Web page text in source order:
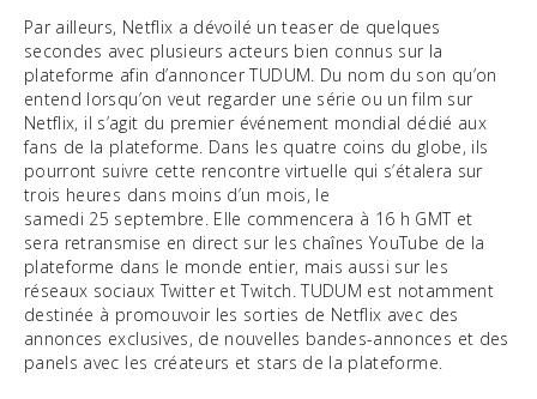
Par ailleurs, Netflix a dévoilé un teaser de quelques
secondes avec plusieurs acteurs bien connus sur la
plateforme afin d’annoncer TUDUM. Du nom du son qu’on
entend lorsqu’on veut regarder une série ou un film sur
Netflix, il s’agit du premier événement mondial dédié aux
fans de la plateforme. Dans les quatre coins du globe, ils
pourront suivre cette rencontre virtuelle qui s’étalera sur
trois heures dans moins d’un mois, le
samedi 25 septembre. Elle commencera à 16 h GMT et
sera retransmise en direct sur les chaînes YouTube de la
plateforme dans le monde entier, mais aussi sur les
réseaux sociaux Twitter et Twitch. TUDUM est notamment
destinée à promouvoir les sorties de Netflix avec des
annonces exclusives, de nouvelles bandes-annonces et des
panels avec les créateurs et stars de la plateforme.